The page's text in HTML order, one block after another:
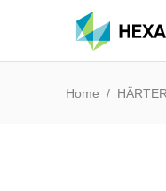
Home /